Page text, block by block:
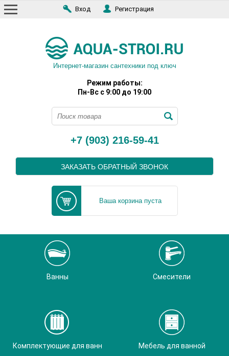
Вход Регистрация
Интернет-магазин сантехники под ключ
Режим работы:
Пн-Вс с 9:00 до 19:00
+7 (903) 216-59-41
ЗАКАЗАТЬ ОБРАТНЫЙ ЗВОНОК
Ваша корзина пуста
Ванны Смесители
Комплектующие для ванн Мебель для ванной